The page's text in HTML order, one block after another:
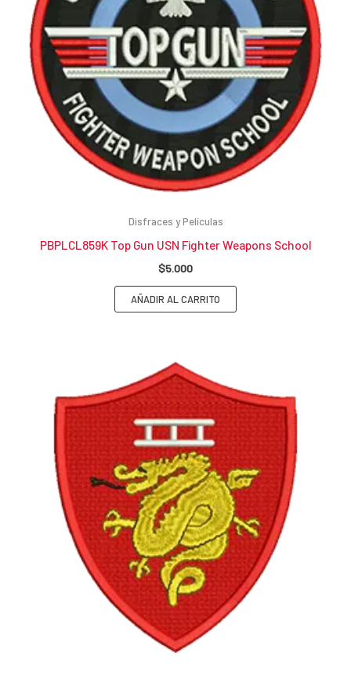
Disfraces y Películas
PBPLCL859K Top Gun USN Fighter Weapons School
$5.000
AÑADIR AL CARRITO